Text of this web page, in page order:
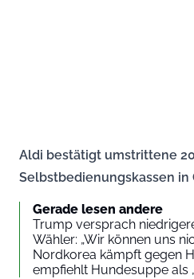
Aldi bestätigt umstrittene
Selbstbedienungskassen in
Gerade lesen andere
Trump versprach
Wähler: „Wir können uns
Nordkorea kämpft gegen
empfiehlt Hundesuppe als